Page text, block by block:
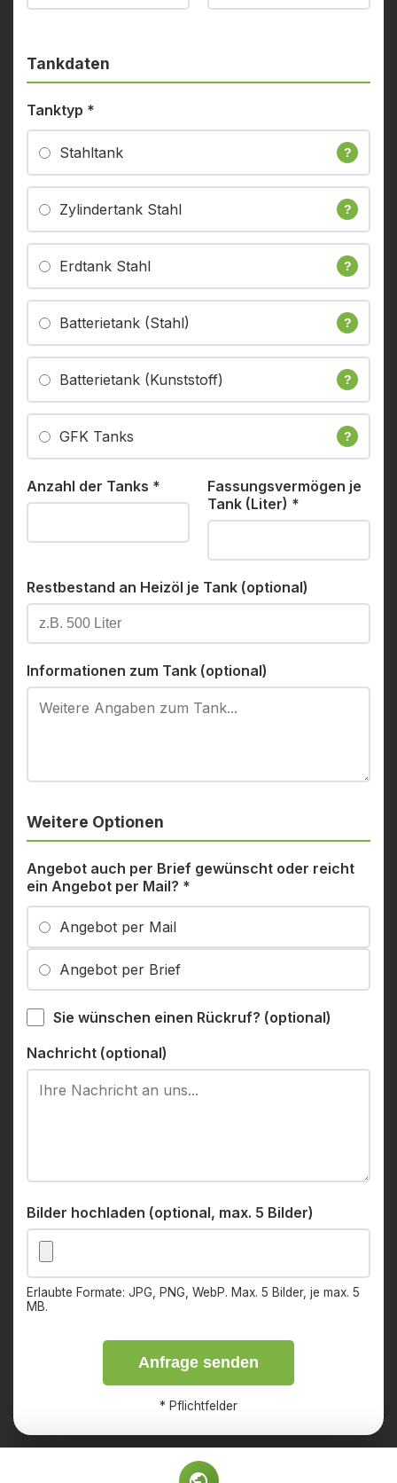
Tankdaten
Tanktyp *
Stahltank ?
Zylindertank Stahl ?
Erdtank Stahl ?
Batterietank (Stahl) ?
Batterietank (Kunststoff) ?
GFK Tanks ?
Anzahl der Tanks *
Fassungsvermögen je
Tank (Liter) *
Restbestand an Heizöl je Tank (optional)
Informationen zum Tank (optional)
Weitere Optionen
Angebot auch per Brief gewünscht oder reicht
ein Angebot per Mail? *
Angebot per Mail
Angebot per Brief
Sie wünschen einen Rückruf? (optional)
Nachricht (optional)
Bilder hochladen (optional, max. 5 Bilder)
Erlaubte Formate: JPG, PNG, WebP. Max. 5 Bilder, je max. 5
MB.
Anfrage senden
* Pflichtfelder